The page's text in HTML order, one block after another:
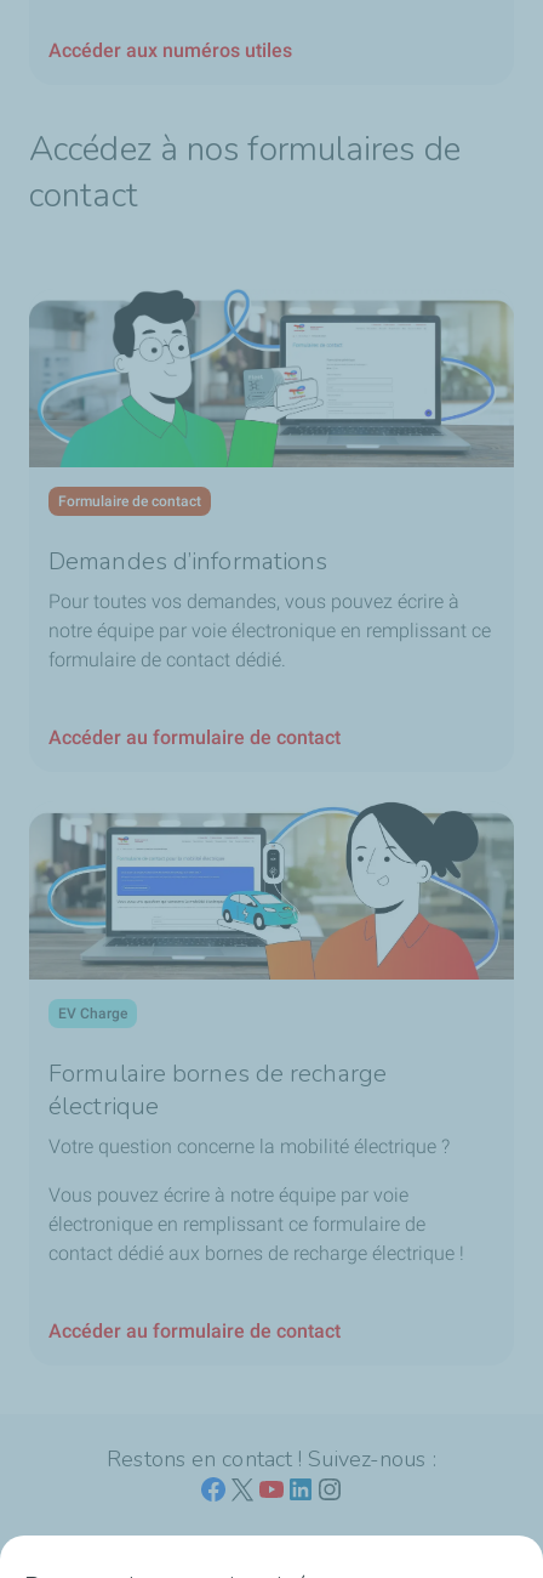
Accéder aux numéros utiles
Accédez à nos formulaires de
contact
Formulaire de contact
Demandes d’informations
Pour toutes vos demandes, vous pouvez écrire à
notre équipe par voie électronique en remplissant ce
formulaire de contact dédié.​
Accéder au formulaire de contact
EV Charge
Formulaire bornes de recharge
électrique
Votre question concerne la mobilité électrique ?
Vous pouvez écrire à notre équipe par voie
électronique en remplissant ce formulaire de
contact dédié aux bornes de recharge électrique !
Accéder au formulaire de contact
Restons en contact ! Suivez-nous :